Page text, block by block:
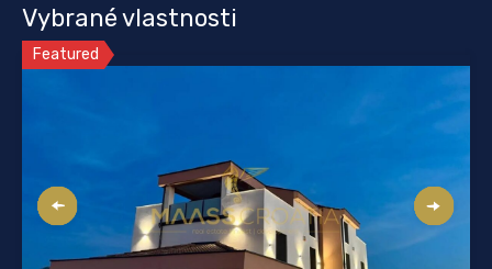
Vybrané vlastnosti
Featured